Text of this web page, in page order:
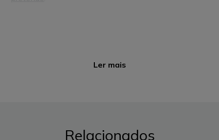
Tenha atenção aos pagamentos em prestações,
Ler mais
Relacionados